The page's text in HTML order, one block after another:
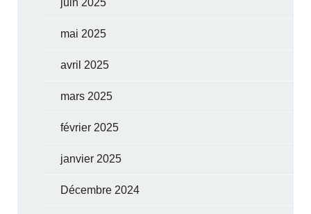
mai 2025
avril 2025
mars 2025
février 2025
janvier 2025
Décembre 2024